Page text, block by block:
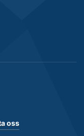
oss